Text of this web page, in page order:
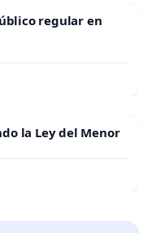
regular en
la Ley del Menor